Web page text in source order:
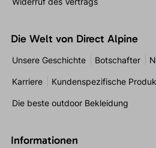
Die Welt von Direct Alpine
Unsere Geschichte Botschafter
Karriere Kundenspezifische
Die beste outdoor Bekleidung
Informationen